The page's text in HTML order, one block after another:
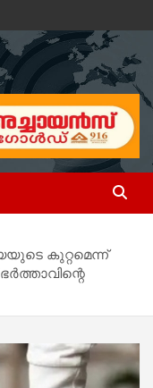
കുറ്റമെന്ന്